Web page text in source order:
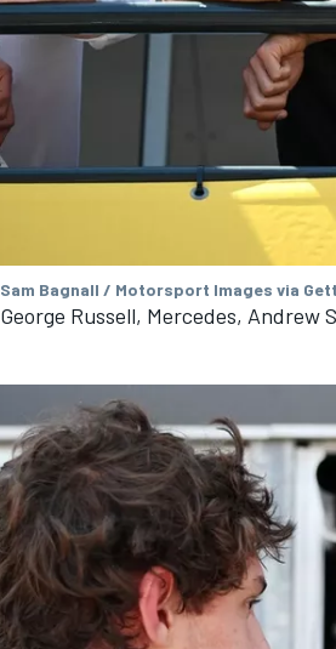
Sam Bagnall / Motorsport Images via
George Russell, Mercedes, Andrew